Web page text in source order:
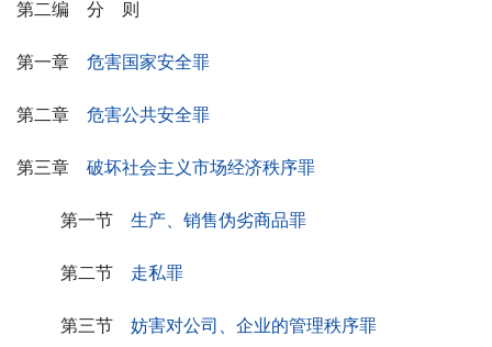
第二编　分　则
第一章 危害国家安全罪
第二章 危害公共安全罪
第三章 破坏社会主义市场经济秩序罪
第一节 生产、销售伪劣商品罪
第二节 走私罪
第三节 妨害对公司、企业的管理秩序罪